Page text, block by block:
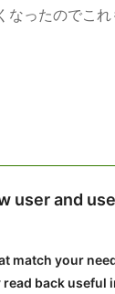
なったのでこ
user and
match your
back useful